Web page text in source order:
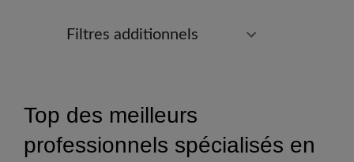
Filtres additionnels
Top des meilleurs
professionnels spécialisés en